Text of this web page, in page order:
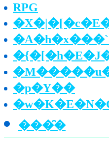
RPG
�p�Y��
���̑�